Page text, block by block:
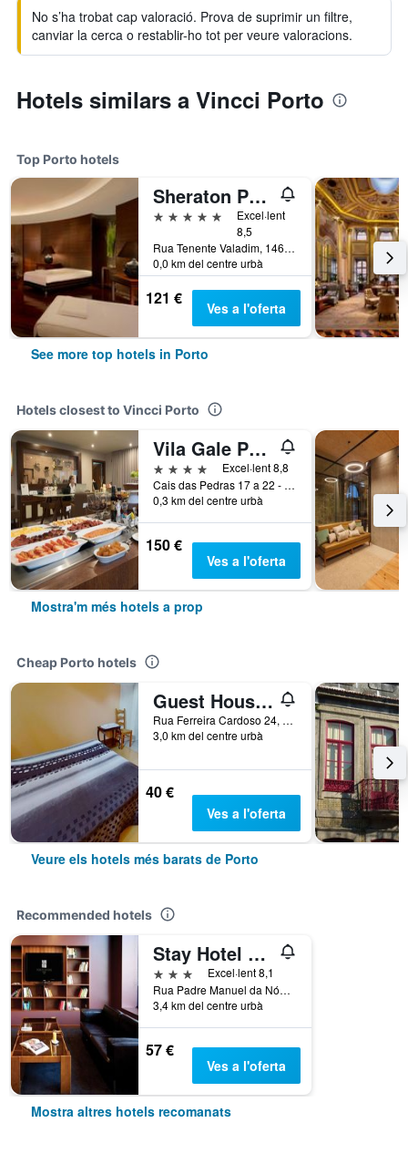
No s’ha trobat cap valoració. Prova de suprimir un filtre,
canviar la cerca o restablir-ho tot per veure valoracions.
Hotels similars a Vincci Porto
Top Porto hotels
Sheraton Porto Hotel & Spa
5 estrelles
Excel·lent
8,5
Rua Tenente Valadim, 146, Porto, Porto, Portugal
0,0 km del centre urbà
121 € Ves a l'oferta
See more top hotels in Porto
Hotels closest to Vincci Porto
Vila Gale Porto Ribeira
4 estrelles
Excel·lent 8,8
Cais das Pedras 17 a 22 - Lordelo do Ouro e Massarelos, Porto, Porto, Portugal
0,3 km del centre urbà
150 €
Ves a l'oferta
Mostra'm més hotels a prop
Cheap Porto hotels
Guest House Estrela
Rua Ferreira Cardoso 24, Porto, Porto, Portugal
3,0 km del centre urbà
40 €
Ves a l'oferta
Veure els hotels més barats de Porto
Recommended hotels
Stay Hotel Porto Centro Antas
3 estrellesExcel·lent 8,1
Rua Padre Manuel da Nóbrega 111, Porto, Porto, Portugal
3,4 km del centre urbà
57 €
Ves a l'oferta
Mostra altres hotels recomanats